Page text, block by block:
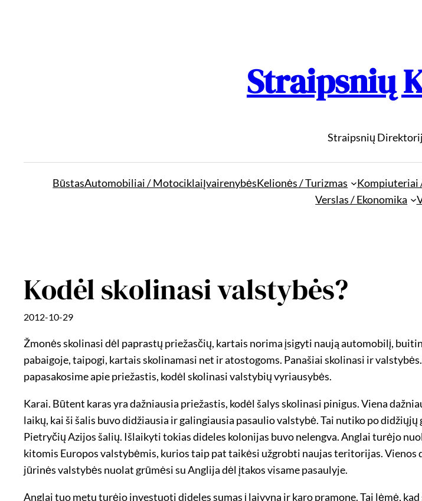
Straipsnių
Straipsnių
BūstasAutomobiliai / MotociklaiĮvairenybėsKelionės / Turizmas Kompiuteriai
Verslas / Ekonomika
Kodėl skolinasi valstybės?
2012-10-29
Žmonės skolinasi dėl paprastų priežasčių, kartais norima įsigyti naują automobilį,
pabaigoje, taipogi, kartais skolinamasi net ir atostogoms. Panašiai skolinasi ir
papasakosime apie priežastis, kodėl skolinasi valstybių vyriausybės.
Karai. Būtent karas yra dažniausia priežastis, kodėl šalys skolinasi pinigus. Viena
laikų, kai ši šalis buvo didžiausia ir galingiausia pasaulio valstybė. Tai nutiko po
Pietryčių Azijos šalių. Išlaikyti tokias dideles kolonijas buvo nelengva. Anglai turėjo
kitomis Europos valstybėmis, kurios taip pat taikėsi užgrobti naujas teritorijas.
jūrinės valstybės nuolat grūmėsi su Anglija dėl įtakos visame pasaulyje.
Anglai tuo metu turėjo investuoti dideles sumas į laivyną ir karo pramonę. Tai lėmė,